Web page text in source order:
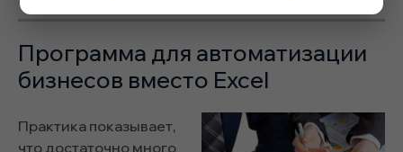
Программа для автоматизации
бизнесов вместо Excel
Практика показывает,
что достаточно много